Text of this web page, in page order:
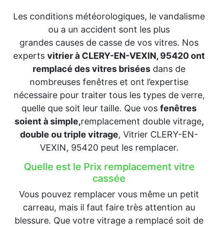
Les conditions météorologiques, le vandalisme
ou a un accident sont les plus
grandes causes de casse de vos vitres. Nos
experts vitrier à CLERY-EN-VEXIN, 95420 ont
remplacé des vitres brisées dans de
nombreuses fenêtres et ont l’expertise
nécessaire pour traiter tous les types de verre,
quelle que soit leur taille. Que vos fenêtres
soient à simple,remplacement double vitrage,
double ou triple vitrage, Vitrier CLERY-EN-
VEXIN, 95420 peut les remplacer.
Quelle est le Prix remplacement vitre
cassée
Vous pouvez remplacer vous même un petit
carreau, mais il faut faire très attention au
blessure. Que votre vitrage a remplacé soit de